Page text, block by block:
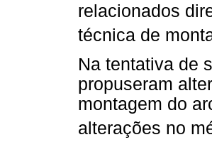
relacionados
técnica de
Na tentativa de
propuseram
montagem do
alterações no